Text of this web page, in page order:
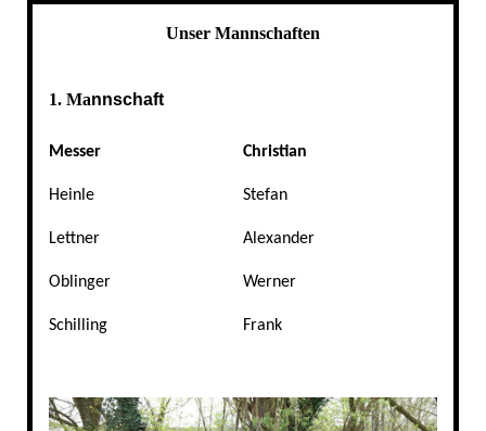
Unser Mannschaften
1. Mannschaft
Messer Christian
Heinle Stefan
Lettner Alexander
Oblinger Werner
Schilling Frank